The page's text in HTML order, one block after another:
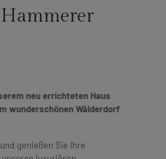
neu errichteten Haus
wunderschönen Wälderdorf
genießen Sie Ihre